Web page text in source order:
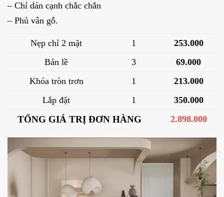
– Chỉ dán cạnh chắc chắn
– Phủ vân gỗ.
Nẹp chỉ 2 mặt 1
253.000
Bản lề
3
69.000
Khóa tròn trơn
1
213.000
Lắp đặt
1 350.000
TỔNG GIÁ TRỊ ĐƠN HÀNG 2.898.000